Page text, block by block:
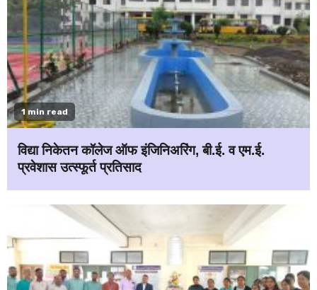
1 min read
विद्या निकेतन कॉलेज ऑफ इंजिनिअरिंग, बी.ई. व एम.ई.
प्रवेशास उत्स्फूर्त प्रतिसाद